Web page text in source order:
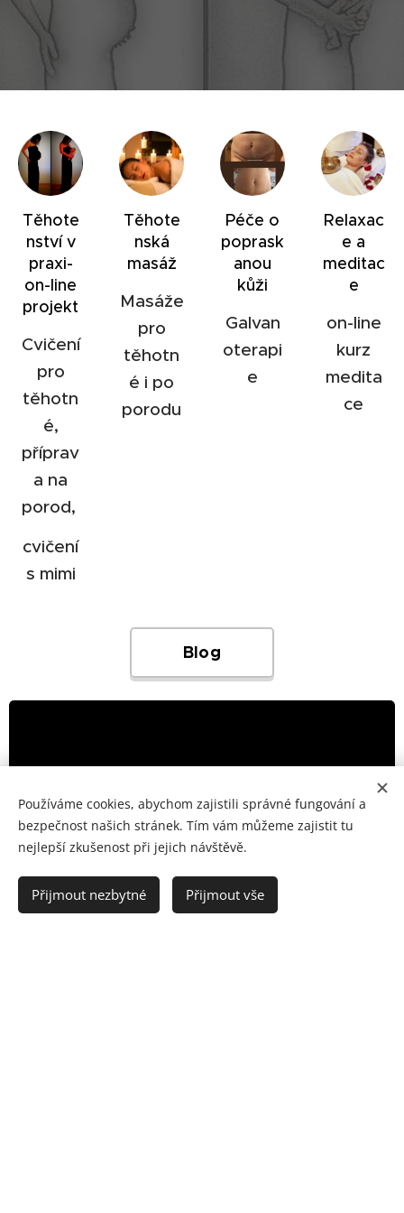
Těhote
nství v
praxi-
on-line
projekt
Cvičení
pro
těhotn
é,
příprav
a na
porod,
cvičení
s mimi
Těhote
nská
masáž
Masáže
pro
těhotn
é i po
porodu
Péče o
poprask
anou
kůži
Galvan
oterapi
e
Relaxac
e a
meditac
e
on-line
kurz
medita
ce
Blog
Používáme cookies, abychom zajistili správné fungování a
bezpečnost našich stránek. Tím vám můžeme zajistit tu
nejlepší zkušenost při jejich návštěvě.
Přijmout nezbytné Přijmout vše